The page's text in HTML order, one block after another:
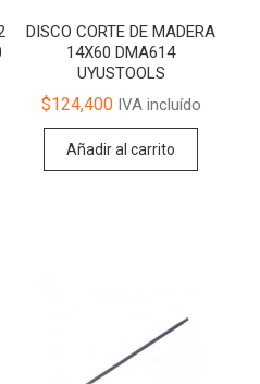
DISCO CORTE DE MADERA
14X60 DMA614
UYUSTOOLS
$124,400IVA incluído
Añadir al carrito